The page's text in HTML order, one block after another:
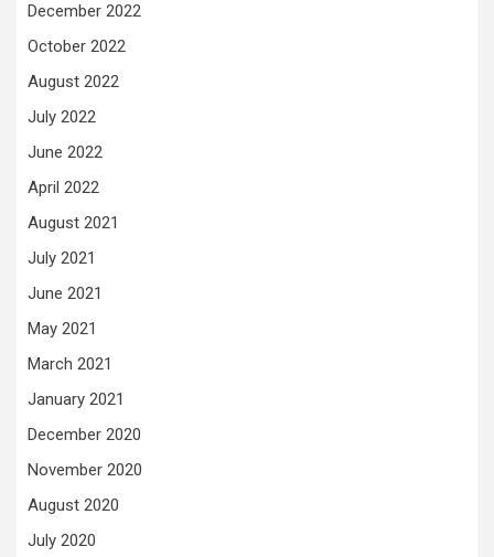
December 2022
October 2022
August 2022
July 2022
June 2022
April 2022
August 2021
July 2021
June 2021
May 2021
March 2021
January 2021
December 2020
November 2020
August 2020
July 2020